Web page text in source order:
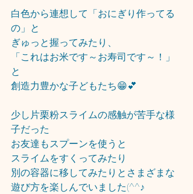
白色から連想して「おにぎり作ってる
の」と
ぎゅっと握ってみたり、
「これはお米です～お寿司です～！」
と
創造力豊かな子どもたち😁💕
少し片栗粉スライムの感触が苦手な様
子だった
お友達もスプーンを使うと
スライムをすくってみたり
別の容器に移してみたりとさまざまな
遊び方を楽しんでいました(^^♪